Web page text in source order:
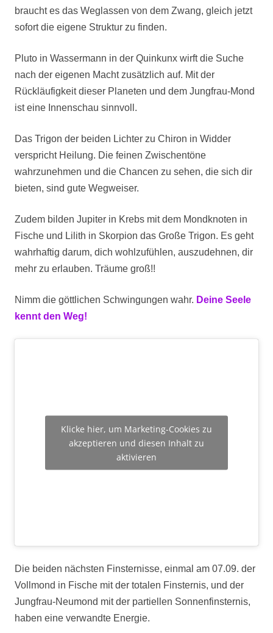
braucht es das Weglassen von dem Zwang, gleich jetzt
sofort die eigene Struktur zu finden.
Pluto in Wassermann in der Quinkunx wirft die Suche
nach der eigenen Macht zusätzlich auf. Mit der
Rückläufigkeit dieser Planeten und dem Jungfrau-Mond
ist eine Innenschau sinnvoll.
Das Trigon der beiden Lichter zu Chiron in Widder
verspricht Heilung. Die feinen Zwischentöne
wahrzunehmen und die Chancen zu sehen, die sich dir
bieten, sind gute Wegweiser.
Zudem bilden Jupiter in Krebs mit dem Mondknoten in
Fische und Lilith in Skorpion das Große Trigon. Es geht
wahrhaftig darum, dich wohlzufühlen, auszudehnen, dir
mehr zu erlauben. Träume groß!!
Nimm die göttlichen Schwingungen wahr. Deine Seele
kennt den Weg!
Klicke hier, um Marketing-Cookies zu
akzeptieren und diesen Inhalt zu
aktivieren
Die beiden nächsten Finsternisse, einmal am 07.09. der
Vollmond in Fische mit der totalen Finsternis, und der
Jungfrau-Neumond mit der partiellen Sonnenfinsternis,
haben eine verwandte Energie.